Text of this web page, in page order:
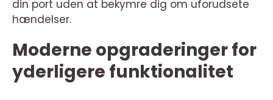
din port uden at bekymre dig om uforudsete
hændelser.
Moderne opgraderinger for
yderligere funktionalitet